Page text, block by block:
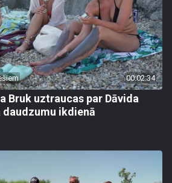
00:02:34
Bruk uztraucas par Dāvida
ikdienā